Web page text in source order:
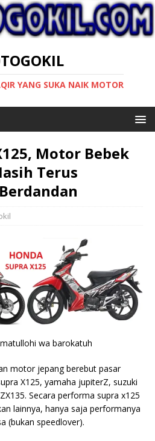
YANG SUKA NAIK MOTOR
Motor Bebek
Terus
wa barokatuh
motor jepang berebut pasar
X125, yamaha jupiterZ, suzuki
Secara performa supra x125
lainnya, hanya saja performanya
(bukan speedlover).